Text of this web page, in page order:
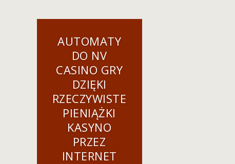
AUTOMATY
DO NV
CASINO GRY
DZIĘKI
RZECZYWISTE
PIENIĄŻKI
KASYNO
PRZEZ
INTERNET